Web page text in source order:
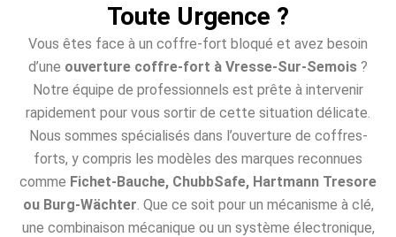
Toute Urgence ?
Vous êtes face à un coffre-fort bloqué et avez besoin
d’une ouverture coffre-fort à Vresse-Sur-Semois ?
Notre équipe de professionnels est prête à intervenir
rapidement pour vous sortir de cette situation délicate.
Nous sommes spécialisés dans l’ouverture de coffres-
forts, y compris les modèles des marques reconnues
comme Fichet-Bauche, ChubbSafe, Hartmann Tresore
ou Burg-Wächter . Que ce soit pour un mécanisme à clé,
une combinaison mécanique ou un système électronique,